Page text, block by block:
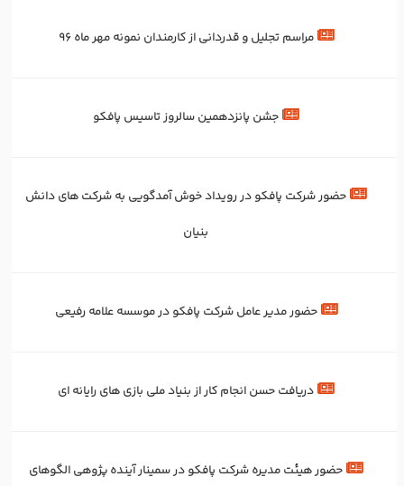
مراسم تجلیل و قدردانی از کارمندان نمونه مهر ماه 96
جشن پانزدهمین سالروز تاسیس پافکو
حضور شرکت پافکو در رویداد خوش آمدگویی به شرکت های دانش
بنیان
حضور مدیر عامل شرکت پافکو در موسسه علامه رفیعی
دریافت حسن انجام کار از بنیاد ملی بازی های رایانه ای
حضور هیئت مدیره شرکت پافکو در سمینار آینده پژوهی الگوهای